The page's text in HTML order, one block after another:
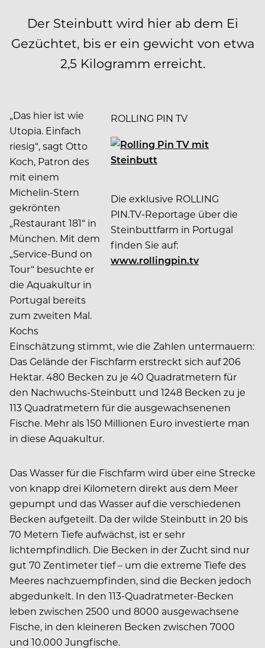
Der Steinbutt wird hier ab dem Ei
Gezüchtet, bis er ein gewicht von etwa
2,5 Kilogramm erreicht.
ROLLING PIN TV
Die exklusive ROLLING
PIN.TV-Reportage über die
Steinbuttfarm in Portugal
finden Sie auf:
www.rollingpin.tv
„Das hier ist wie
Utopia. Einfach
riesig“, sagt Otto
Koch, Patron des
mit einem
Michelin-Stern
gekrönten
„Restaurant 181“ in
München. Mit dem
„Service-Bund on
Tour“ besuchte er
die Aquakultur in
Portugal bereits
zum zweiten Mal.
Kochs
Einschätzung stimmt, wie die Zahlen untermauern:
Das Gelände der Fischfarm erstreckt sich auf 206
Hektar. 480 Becken zu je 40 Quadratmetern für
den Nachwuchs-Steinbutt und 1248 Becken zu je
113 Quadratmetern für die ausgewachsenenen
Fische. Mehr als 150 Millionen Euro investierte man
in diese Aquakultur.
Das Wasser für die Fischfarm wird über eine Strecke
von knapp drei Kilometern direkt aus dem Meer
gepumpt und das Wasser auf die verschiedenen
Becken aufgeteilt. Da der wilde Steinbutt in 20 bis
70 Metern Tiefe aufwächst, ist er sehr
lichtempfindlich. Die Becken in der Zucht sind nur
gut 70 Zentimeter tief – um die extreme Tiefe des
Meeres nachzuempfinden, sind die Becken jedoch
abgedunkelt. In den 113-Quadratmeter-Becken
leben zwischen 2500 und 8000 ausgewachsene
Fische, in den kleineren Becken zwischen 7000
und 10.000 Jungfische.